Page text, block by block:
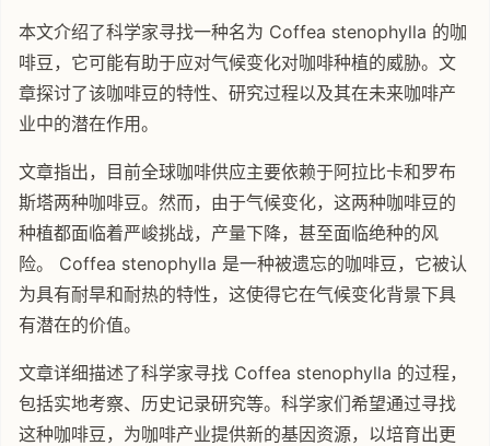
本文介绍了科学家寻找一种名为 Coffea stenophylla 的咖
啡豆，它可能有助于应对气候变化对咖啡种植的威胁。文
章探讨了该咖啡豆的特性、研究过程以及其在未来咖啡产
业中的潜在作用。
文章指出，目前全球咖啡供应主要依赖于阿拉比卡和罗布
斯塔两种咖啡豆。然而，由于气候变化，这两种咖啡豆的
种植都面临着严峻挑战，产量下降，甚至面临绝种的风
险。 Coffea stenophylla 是一种被遗忘的咖啡豆，它被认
为具有耐旱和耐热的特性，这使得它在气候变化背景下具
有潜在的价值。
文章详细描述了科学家寻找 Coffea stenophylla 的过程，
包括实地考察、历史记录研究等。科学家们希望通过寻找
这种咖啡豆，为咖啡产业提供新的基因资源，以培育出更